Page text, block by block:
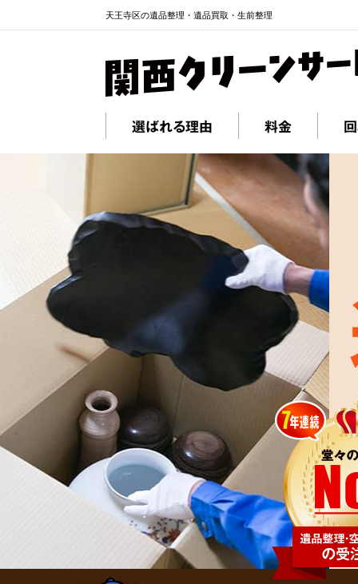
天王寺区の遺品整理・遺品買取・生前整理
選ばれる理由 料金